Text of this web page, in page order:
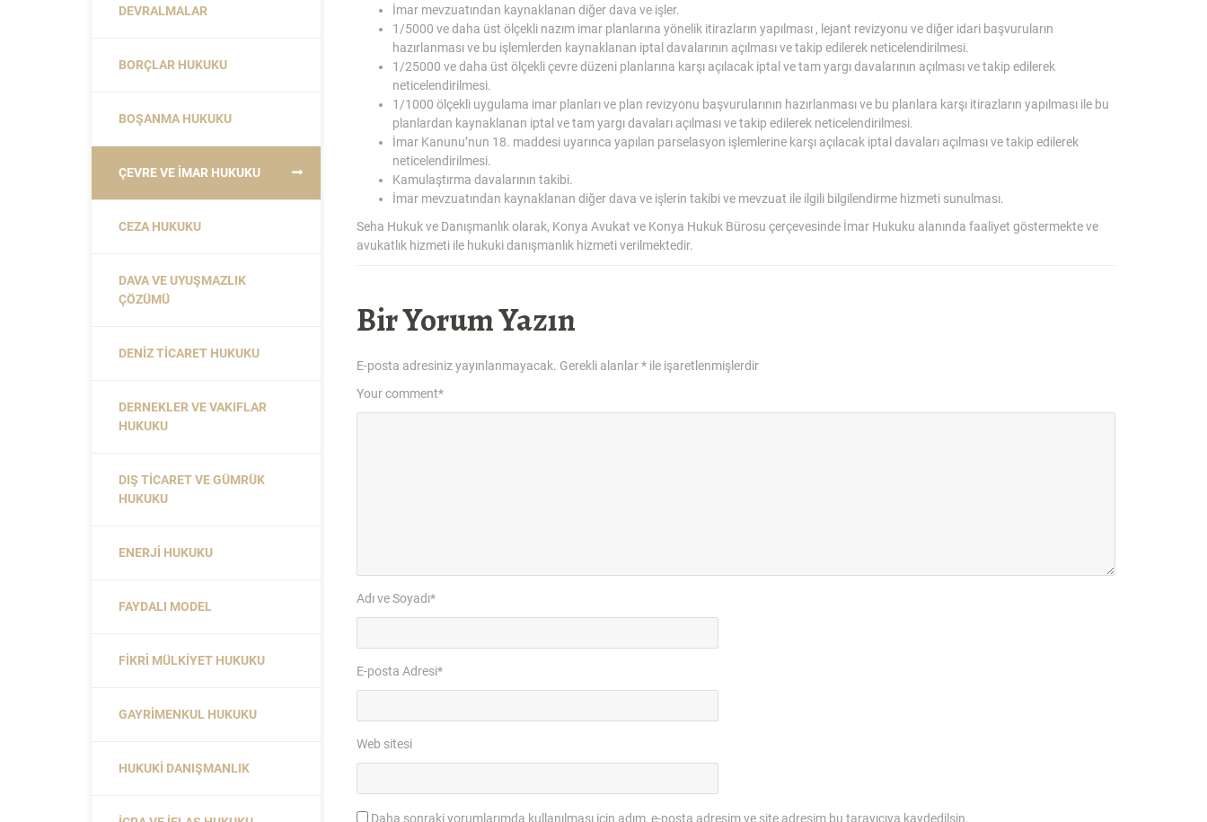
İmar mevzuatından kaynaklanan diğer dava ve işler.
1/5000 ve daha üst ölçekli nazım imar planlarına yönelik itirazların yapılması , lejant revizyonu ve diğer idari başvuruların
hazırlanması ve bu işlemlerden kaynaklanan iptal davalarının açılması ve takip edilerek neticelendirilmesi.
1/25000 ve daha üst ölçekli çevre düzeni planlarına karşı açılacak iptal ve tam yargı davalarının açılması ve takip edilerek
neticelendirilmesi.
1/1000 ölçekli uygulama imar planları ve plan revizyonu başvurularının hazırlanması ve bu planlara karşı itirazların yapılması ile bu
planlardan kaynaklanan iptal ve tam yargı davaları açılması ve takip edilerek neticelendirilmesi.
İmar Kanunu’nun 18. maddesi uyarınca yapılan parselasyon işlemlerine karşı açılacak iptal davaları açılması ve takip edilerek
neticelendirilmesi.
Kamulaştırma davalarının takibi.
İmar mevzuatından kaynaklanan diğer dava ve işlerin takibi ve mevzuat ile ilgili bilgilendirme hizmeti sunulması.
Seha Hukuk ve Danışmanlık olarak, Konya Avukat ve Konya Hukuk Bürosu çerçevesinde İmar Hukuku alanında faaliyet göstermekte ve
avukatlık hizmeti ile hukuki danışmanlık hizmeti verilmektedir.
Bir Yorum Yazın
E-posta adresiniz yayınlanmayacak. Gerekli alanlar* ile işaretlenmişlerdir
Your comment*
Adı ve Soyadı*
E-posta Adresi*
Web sitesi
Daha sonraki yorumlarımda kullanılması için adım, e-posta adresim ve site adresim bu tarayıcıya kaydedilsin.
DEVRALMALAR
BORÇLAR HUKUKU
BOŞANMA HUKUKU
ÇEVRE VE İMAR HUKUKU
CEZA HUKUKU
DAVA VE UYUŞMAZLIK
ÇÖZÜMÜ
DENIZ TICARET HUKUKU
DERNEKLER VE VAKIFLAR
HUKUKU
DIŞ TICARET VE GÜMRÜK
HUKUKU
ENERJI HUKUKU
FAYDALI MODEL
FIKRI MÜLKIYET HUKUKU
GAYRIMENKUL HUKUKU
HUKUKI DANIŞMANLIK